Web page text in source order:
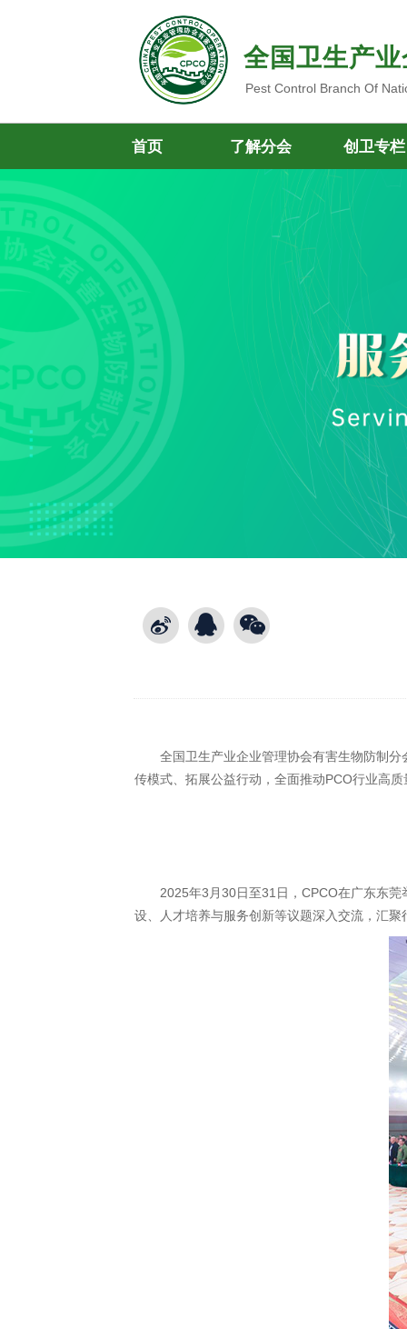
全国卫生产
Pest Control Branch Of
首页 了解分会 创卫专栏
全国卫生产业企业管理协会有害生物防制分
传模式、拓展公益行动，全面推动PCO行业高
2025年3月30日至31日，CPCO在广东东莞
设、人才培养与服务创新等议题深入交流，汇